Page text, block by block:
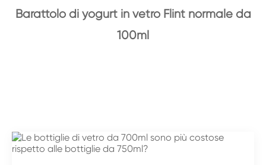
Barattolo di yogurt in vetro Flint normale da
100ml